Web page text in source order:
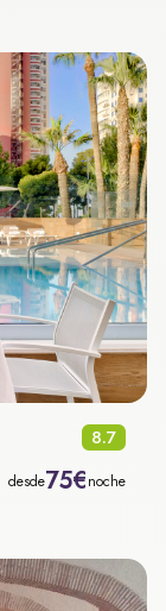
8.7
desde75€noche